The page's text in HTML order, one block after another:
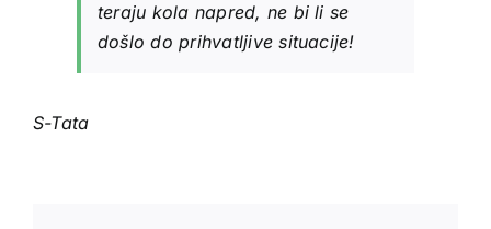
teraju kola napred, ne bi li se
došlo do prihvatljive situacije!
S-Tata